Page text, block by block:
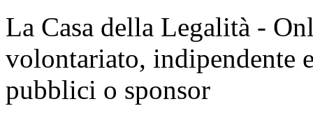
La Casa della Legalità -
volontariato, indipendente
pubblici o sponsor